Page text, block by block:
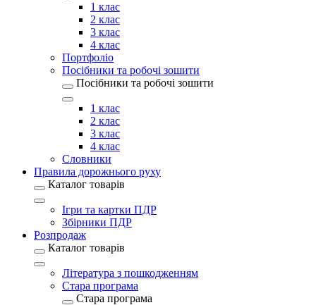
1 клас
2 клас
3 клас
4 клас
Портфоліо
Посібники та робочі зошити
Посібники та робочі зошити
1 клас
2 клас
3 клас
4 клас
Словники
Правила дорожнього руху
Каталог товарів
Ігри та картки ПДР
Збірники ПДР
Розпродаж
Каталог товарів
Література з пошкодженням
Стара програма
Стара програма